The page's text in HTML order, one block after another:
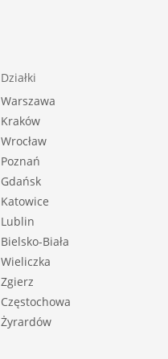
Działki
Warszawa
Kraków
Wrocław
Poznań
Gdańsk
Katowice
Lublin
Bielsko-Biała
Wieliczka
Zgierz
Częstochowa
Żyrardów